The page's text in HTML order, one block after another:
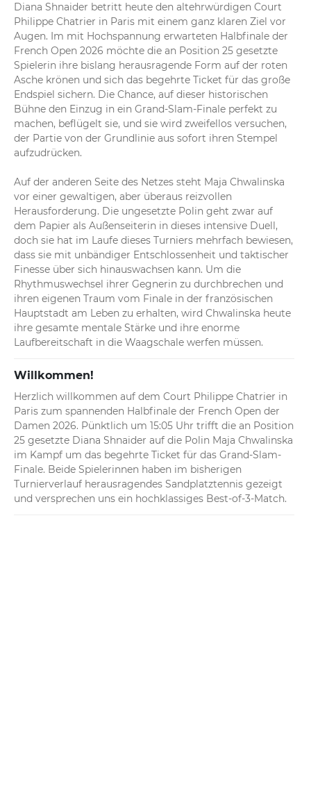
gegenüber. Chwalinska kann diese Chance jedoch nicht
nutzen. Die Favoritin wehrt ab, übersteht zwei Einstand-
Situationen und gleicht zum 1:1 im ersten Satz aus.
18:47Shnaider - Chwalinska 0:1
Maja Chwalinska eröffnet das Match mit einem hart
umkämpften Aufschlagspiel. Trotz eines frühen
Doppelfehlers und zweier Einstand-Situationen bringt die
Polin ihr Service zum 1:0 durch. Diana Shnaider gewinnt
in diesem Spiel zwar die Hälfte ihrer Return-Punkte,
Diana Shnaider betritt heute den altehrwürdigen Court
Philippe Chatrier in Paris mit einem ganz klaren Ziel vor
Augen. Im mit Hochspannung erwarteten Halbfinale der
French Open 2026 möchte die an Position 25 gesetzte
Spielerin ihre bislang herausragende Form auf der roten
Asche krönen und sich das begehrte Ticket für das große
Endspiel sichern. Die Chance, auf dieser historischen
Bühne den Einzug in ein Grand-Slam-Finale perfekt zu
machen, beflügelt sie, und sie wird zweifellos versuchen,
der Partie von der Grundlinie aus sofort ihren Stempel
aufzudrücken.
Auf der anderen Seite des Netzes steht Maja Chwalinska
vor einer gewaltigen, aber überaus reizvollen
Herausforderung. Die ungesetzte Polin geht zwar auf
dem Papier als Außenseiterin in dieses intensive Duell,
doch sie hat im Laufe dieses Turniers mehrfach bewiesen,
dass sie mit unbändiger Entschlossenheit und taktischer
Finesse über sich hinauswachsen kann. Um die
Rhythmuswechsel ihrer Gegnerin zu durchbrechen und
ihren eigenen Traum vom Finale in der französischen
Hauptstadt am Leben zu erhalten, wird Chwalinska heute
ihre gesamte mentale Stärke und ihre enorme
Laufbereitschaft in die Waagschale werfen müssen.
Willkommen!
Herzlich willkommen auf dem Court Philippe Chatrier in
Paris zum spannenden Halbfinale der French Open der
Damen 2026. Pünktlich um 15:05 Uhr trifft die an Position
25 gesetzte Diana Shnaider auf die Polin Maja Chwalinska
im Kampf um das begehrte Ticket für das Grand-Slam-
Finale. Beide Spielerinnen haben im bisherigen
Turnierverlauf herausragendes Sandplatztennis gezeigt
und versprechen uns ein hochklassiges Best-of-3-Match.